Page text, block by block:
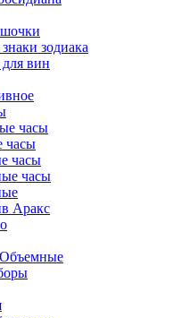
зодиака
вин
часы
часы
часы
часы
Аракс